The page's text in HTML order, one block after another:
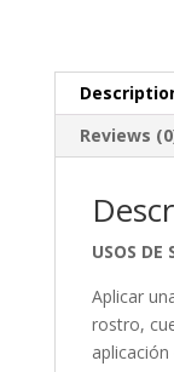
Reviews
USOS DE
Aplicar
rostro,